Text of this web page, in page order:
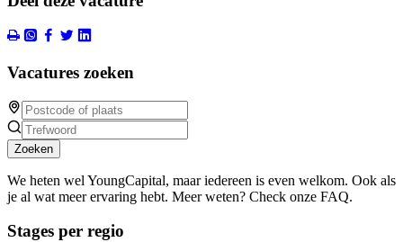
Vacatures zoeken
Zoeken
We heten wel YoungCapital, maar iedereen is even welkom. Ook als
je al wat meer ervaring hebt. Meer weten? Check onze FAQ.
Stages per regio